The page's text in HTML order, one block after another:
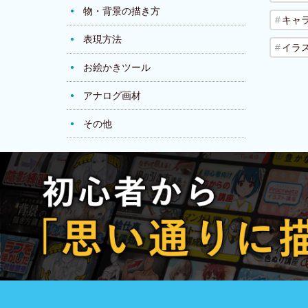
物・背景の描き方
表現方法
お絵かきツール
アナログ画材
その他
キャ
イラ